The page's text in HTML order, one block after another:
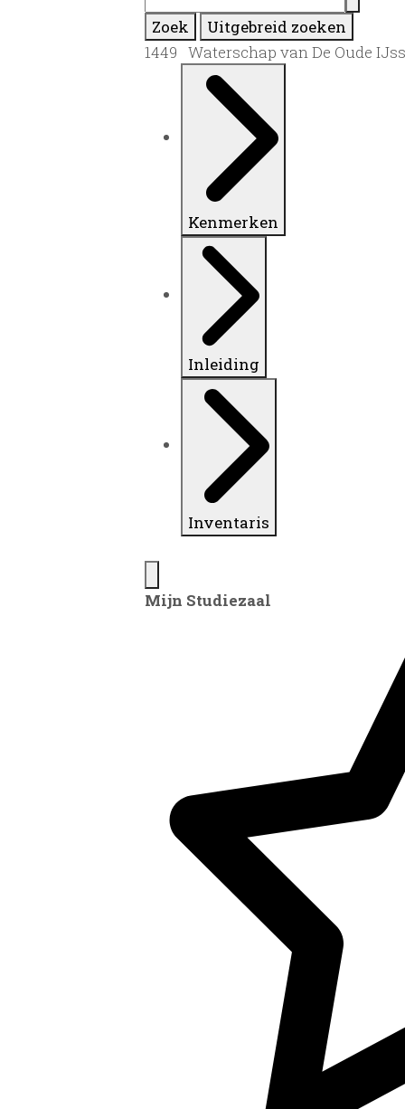
Zoek
Uitgebreid zoeken
1449 Waterschap van De Oude
Kenmerken
Inleiding
Inventaris
Mijn Studiezaal